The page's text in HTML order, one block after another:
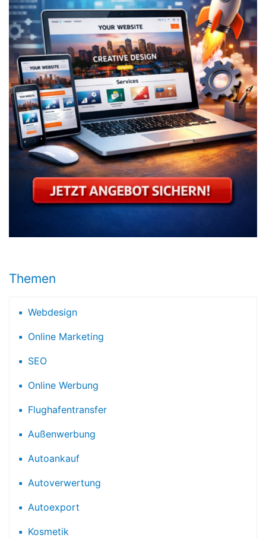
Themen
Webdesign
Online Marketing
SEO
Online Werbung
Flughafentransfer
Außenwerbung
Autoankauf
Autoverwertung
Autoexport
Kosmetik